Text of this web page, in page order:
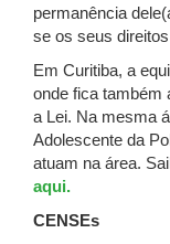
permanência
se os seus
Em Curitiba, a
onde fica também
a Lei. Na mesma
Adolescente da
atuam na área.
aqui.
CENSEs